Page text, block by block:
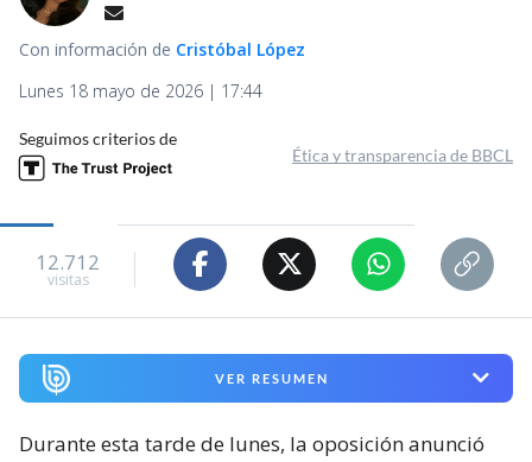
Con información de Cristóbal López
Lunes 18 mayo de 2026 | 17:44
Seguimos criterios de
Ética y transparencia de BBCL
12.712
visitas
VER RESUMEN
Durante esta tarde de lunes, la oposición anunció